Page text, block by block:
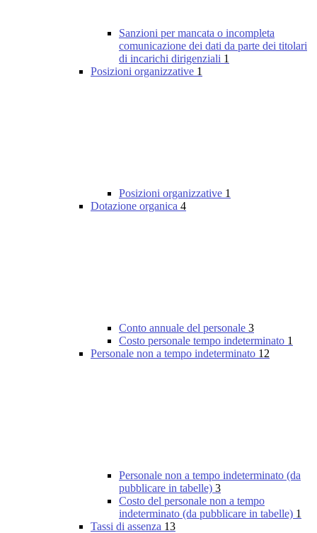
Sanzioni per mancata o incompleta
comunicazione dei dati da parte dei titolari
di incarichi dirigenziali 1
Posizioni organizzative 1
Posizioni organizzative 1
Dotazione organica 4
Conto annuale del personale 3
Costo personale tempo indeterminato 1
Personale non a tempo indeterminato 12
Personale non a tempo indeterminato (da
pubblicare in tabelle) 3
Costo del personale non a tempo
indeterminato (da pubblicare in tabelle) 1
Tassi di assenza 13